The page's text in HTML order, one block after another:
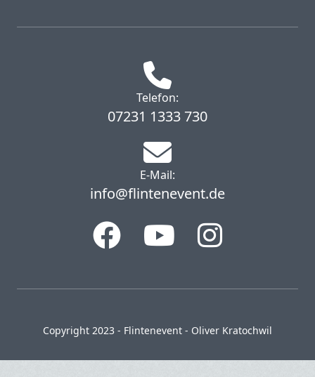
Telefon:
07231 1333 730
E-Mail:
info@flintenevent.de
Copyright 2023 - Flintenevent - Oliver Kratochwil